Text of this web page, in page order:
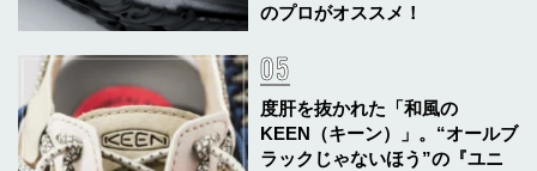
のプロがオススメ！
度肝を抜かれた「和風の
KEEN（キーン）」。“オールブ
ラックじゃないほう”の『ユニ